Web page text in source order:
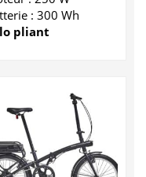
: 300 Wh
pliant